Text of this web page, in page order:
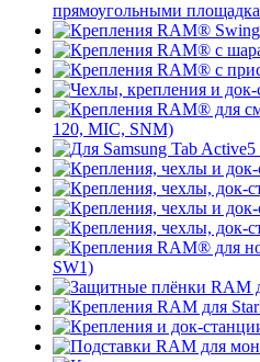
прямоугольными
120, MIC, SNM)
SW1)